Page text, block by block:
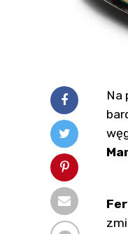
Na